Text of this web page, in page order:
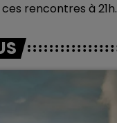
rencontres à 21h.